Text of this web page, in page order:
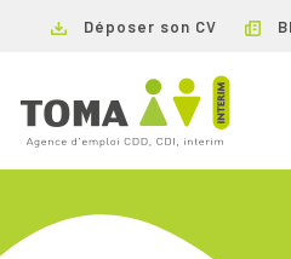
Déposer son CV